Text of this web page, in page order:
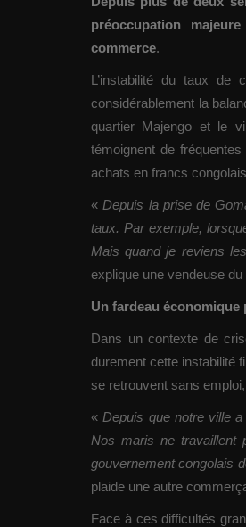
préoccupation
commerce.
L’instabilité du taux
considérablement la
quartier Majengo et le
témoignent de
achats en francs
« Depuis la prise de
taux. Par exemple,
Mais quand je reviens
explique une vendeuse
Un fardeau économique
Dans un contexte de
durement cette instabilité
se retrouvent sans
« Depuis que notre ville
Nos maris ne travaillent
gouvernement congolais
plaide une autre
Face à ces difficultés